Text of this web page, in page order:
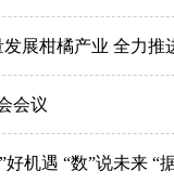
展柑橘产业 全力推
会议
机遇 “数”说未来 “